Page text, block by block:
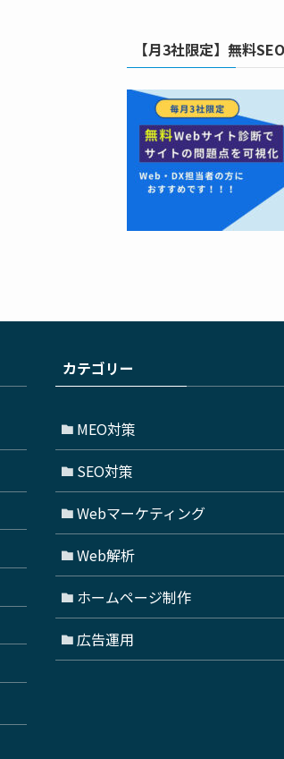
【月3社限定】無料
カテゴリー
MEO対策
SEO対策
Webマーケティング
Web解析
ホームページ制作
広告運用